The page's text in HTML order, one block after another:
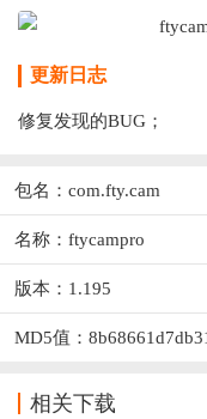
更新日志
修复发现的BUG；
包名：com.fty.cam
名称：ftycampro
版本：1.195
MD5值：
相关下载